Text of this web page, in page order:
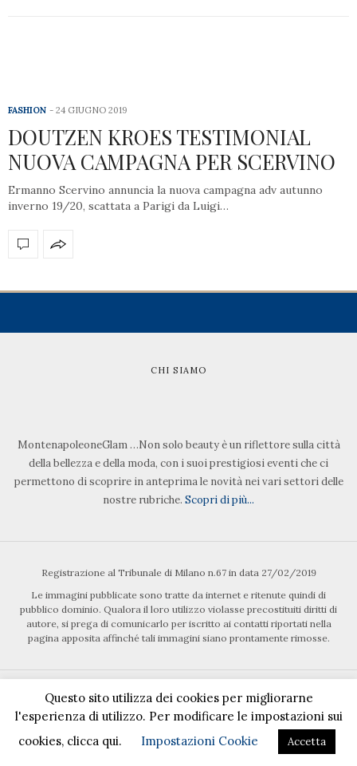
FASHION 24 GIUGNO 2019
DOUTZEN KROES TESTIMONIAL
NUOVA CAMPAGNA PER SCERVINO
Ermanno Scervino annuncia la nuova campagna adv autunno
inverno 19/20, scattata a Parigi da Luigi…
CHI SIAMO
MontenapoleoneGlam …Non solo beauty è un riflettore sulla città
della bellezza e della moda, con i suoi prestigiosi eventi che ci
permettono di scoprire in anteprima le novità nei vari settori delle
nostre rubriche. Scopri di più...
Registrazione al Tribunale di Milano n.67 in data 27/02/2019
Le immagini pubblicate sono tratte da internet e ritenute quindi di
pubblico dominio. Qualora il loro utilizzo violasse precostituiti diritti di
autore, si prega di comunicarlo per iscritto ai contatti riportati nella
pagina apposita affinché tali immagini siano prontamente rimosse.
Questo sito utilizza dei cookies per migliorarne
l'esperienza di utilizzo. Per modificare le impostazioni sui
cookies, clicca qui.
Impostazioni Cookie Accetta